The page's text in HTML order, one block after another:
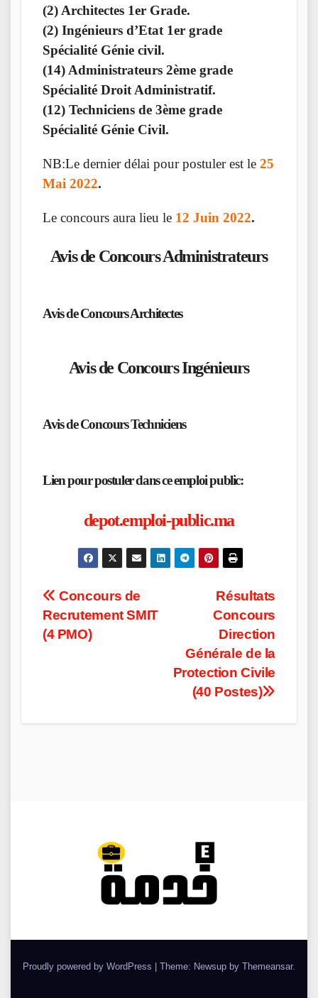
(2) Architectes 1er Grade.
(2) Ingénieurs d’Etat 1er grade
Spécialité Génie civil.
(14) Administrateurs 2ème grade
Spécialité Droit Administratif.
(12) Techniciens de 3ème grade
Spécialité Génie Civil.
NB:Le dernier délai pour postuler est le 25
Mai 2022.
Le concours aura lieu le 12 Juin 2022.
Avis de Concours Administrateurs
Avis de Concours Architectes
Avis de ConcoursIngénieurs
Avis de ConcoursTechniciens
Lien pour postuler dans ce emploi public:
depot.emploi-public.ma
Post
navigation
Résultats
Concours
Direction
Générale de la
Protection Civile
(40 Postes)
Concours de
Recrutement SMIT
(4 PMO)
Proudly powered by WordPress Theme: Newsup by Themeansar.